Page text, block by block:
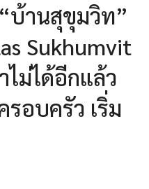
บ้านสุขุมวิท”
Sukhumvit
ม่ได้อีกแล้ว
รอบครัว เริ่ม